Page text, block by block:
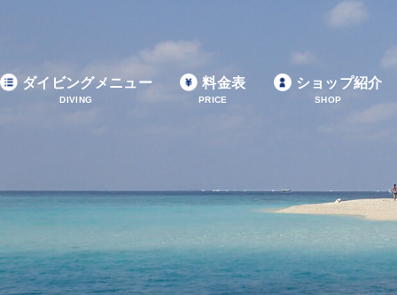
ダイビングメニュー
DIVING
料金表
PRICE
ショップ紹介
SHOP